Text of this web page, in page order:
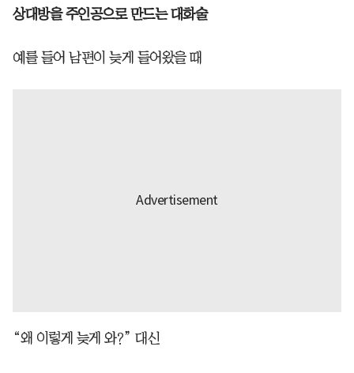
상대방을 주인공으로 만드는 대화술
예를 들어 남편이 늦게 들어왔을 때
“왜 이렇게 늦게 와?” 대신